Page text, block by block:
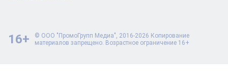
© ООО "ПромоГрупп Медиа", 2016-2026 Копирование
материалов запрещено. Возрастное ограничение 16+
16+